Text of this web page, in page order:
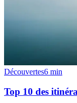
Découvertes6 min
Top 10 des